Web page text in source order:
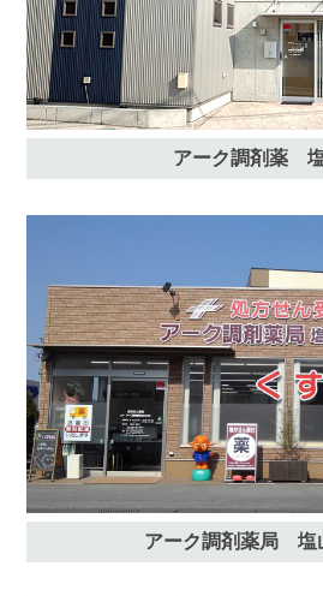
アーク調剤薬
アーク調剤薬局 塩